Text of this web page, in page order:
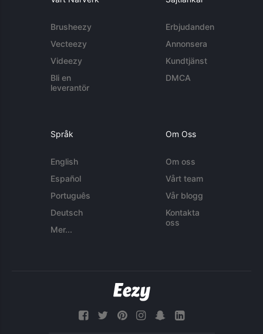
Brusheezy
Vecteezy
Videezy
Bli en
leverantör
Erbjudanden
Annonsera
Kundtjänst
DMCA
Språk
English
Español
Português
Deutsch
Mer...
Om Oss
Om oss
Vårt team
Vår blogg
Kontakta
oss